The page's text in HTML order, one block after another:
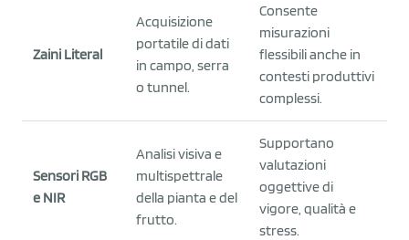
Zaini Literal
Acquisizione
portatile di dati
in campo, serra
o tunnel.
Consente
misurazioni
flessibili anche in
contesti produttivi
complessi.
Sensori RGB
e NIR
Analisi visiva e
multispettrale
della pianta e del
frutto.
Supportano
valutazioni
oggettive di
vigore, qualità e
stress.